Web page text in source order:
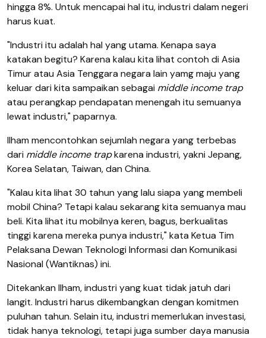
hingga 8%. Untuk mencapai hal itu, industri dalam negeri
harus kuat.
"Industri itu adalah hal yang utama. Kenapa saya
katakan begitu? Karena kalau kita lihat contoh di Asia
Timur atau Asia Tenggara negara lain yamg maju yang
keluar dari kita sampaikan sebagai middle income trap
atau perangkap pendapatan menengah itu semuanya
lewat industri," paparnya.
Ilham mencontohkan sejumlah negara yang terbebas
dari middle income trapkarena industri, yakni Jepang,
Korea Selatan, Taiwan, dan China.
"Kalau kita lihat 30 tahun yang lalu siapa yang membeli
mobil China? Tetapi kalau sekarang kita semuanya mau
beli. Kita lihat itu mobilnya keren, bagus, berkualitas
tinggi karena mereka punya industri," kata Ketua Tim
Pelaksana Dewan Teknologi Informasi dan Komunikasi
Nasional (Wantiknas) ini.
Ditekankan Ilham, industri yang kuat tidak jatuh dari
langit. Industri harus dikembangkan dengan komitmen
puluhan tahun. Selain itu, industri memerlukan investasi,
tidak hanya teknologi, tetapi juga sumber daya manusia